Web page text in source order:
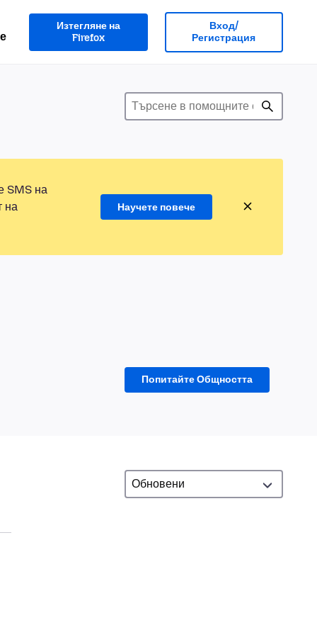
Изтегляне на
Firefox
Вход/
Регистрация
SMS на
на
Научете повече
Попитайте Общността